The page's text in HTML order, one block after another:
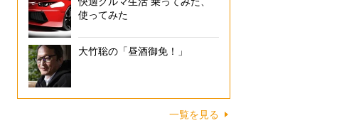
使ってみた
大竹聡の「昼酒御免！」
一覧を見る